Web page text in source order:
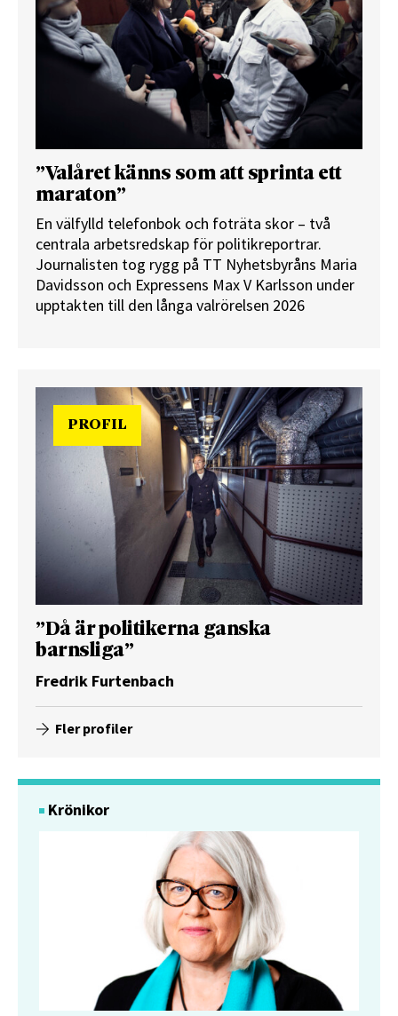
”Valåret känns som att sprinta ett
maraton”
En välfylld telefonbok och foträta skor – två
centrala arbetsredskap för politikreportrar.
Journalisten tog rygg på TT Nyhetsbyråns Maria
Davidsson och Expressens Max V Karlsson under
upptakten till den långa valrörelsen 2026
PROFIL
”Då är politikerna ganska
barnsliga”
Fredrik Furtenbach
Fler profiler
Krönikor